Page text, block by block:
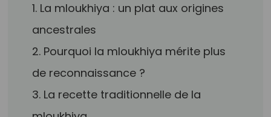
1. La mloukhiya : un plat aux origines
ancestrales
2. Pourquoi la mloukhiya mérite plus
de reconnaissance ?
3. La recette traditionnelle de la